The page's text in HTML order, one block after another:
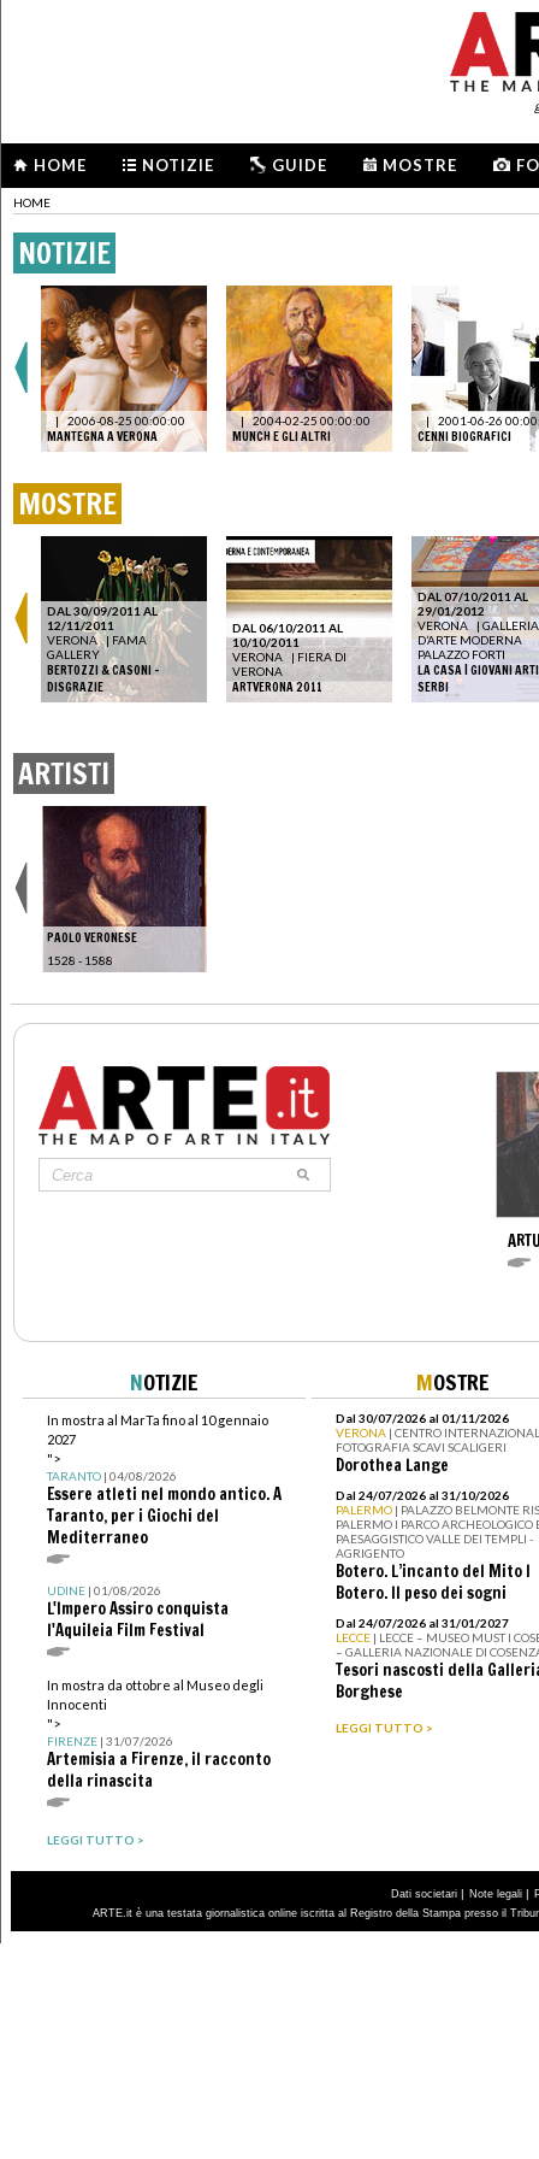
HOME NOTIZIE GUIDE MOSTRE
HOME
NOTIZIE
| 2006-08-25 00:00:00
MANTEGNA A VERONA
| 2004-02-25 00:00:00
MUNCH E GLI ALTRI
| 2001-06-26
CENNI BIOGRAFICI
MOSTRE
DAL 30/09/2011 AL
12/11/2011
VERONA | FAMA
GALLERY
BERTOZZI & CASONI -
DISGRAZIE
DAL 06/10/2011 AL
10/10/2011
VERONA
| FIERA DI
VERONA
ARTVERONA 2011
DAL 07/10/2011 AL
29/01/2012
VERONA
| GALLERIA
D’ARTE MODERNA
PALAZZO FORTI
LA CASA | GIOVANI
SERBI
ARTISTI
PAOLO VERONESE
1528 - 1588
NOTIZIE
In mostra al MarTa fino al 10 gennaio
2027
">
TARANTO| 04/08/2026
Essere atleti nel mondo antico. A
Taranto, per i Giochi del
Mediterraneo
UDINE| 01/08/2026
L'Impero Assiro conquista
l'Aquileia Film Festival
In mostra da ottobre al Museo degli
Innocenti
">
FIRENZE| 31/07/2026
Artemisia a Firenze, il racconto
della rinascita
LEGGI TUTTO >
MOSTRE
Dal 30/07/2026 al 01/11/2026
VERONA | CENTRO
FOTOGRAFIA SCAVI SCALIGERI
Dorothea Lange
Dal 24/07/2026 al 31/10/2026
PALERMO | PALAZZO BELMONTE
PALERMO I PARCO ARCHEOLOGICO
PAESAGGISTICO VALLE DEI TEMPLI -
AGRIGENTO
Botero. L’incanto del Mito I
Botero. Il peso dei sogni
Dal 24/07/2026 al 31/01/2027
LECCE | LECCE – MUSEO MUST I
– GALLERIA NAZIONALE DI
Tesori nascosti della
Borghese
LEGGI TUTTO >
Dati societari | Note legali |
ARTE.it è una testata giornalistica online iscritta al Registro della Stampa presso il